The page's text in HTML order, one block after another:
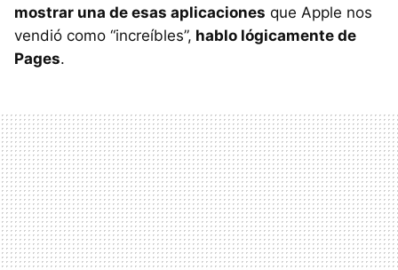
mostrar una de esas aplicaciones que Apple nos
vendió como “increíbles”, hablo lógicamente de
Pages.